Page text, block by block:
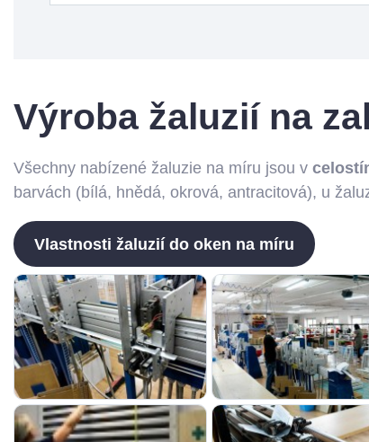
Výroba žaluzií na
Všechny nabízené žaluzie na míru jsou v
barvách (bílá, hnědá, okrová, antracitová), u
Vlastnosti žaluzií do oken na míru